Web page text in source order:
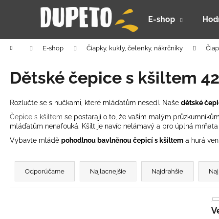
E-shop
Domov E-shop Čiapky, kukly, čelenky, nákrčníky
Dětské čepice s kšiltem
Rozlučte se s hučkami, které mláďatům nesedí. Naše dětské
Čepice s kšiltem se postarají o to, že vašim malým
mláďatům nenafouká. Kšilt je navíc nelámavý a pro úplná
Vybavte mládě pohodlnou bavlněnou čepicí s kšiltem a hurá
R
d
Odporúčame Najlacnejšie Najdrahšie
í
Späť
do
Späť
do